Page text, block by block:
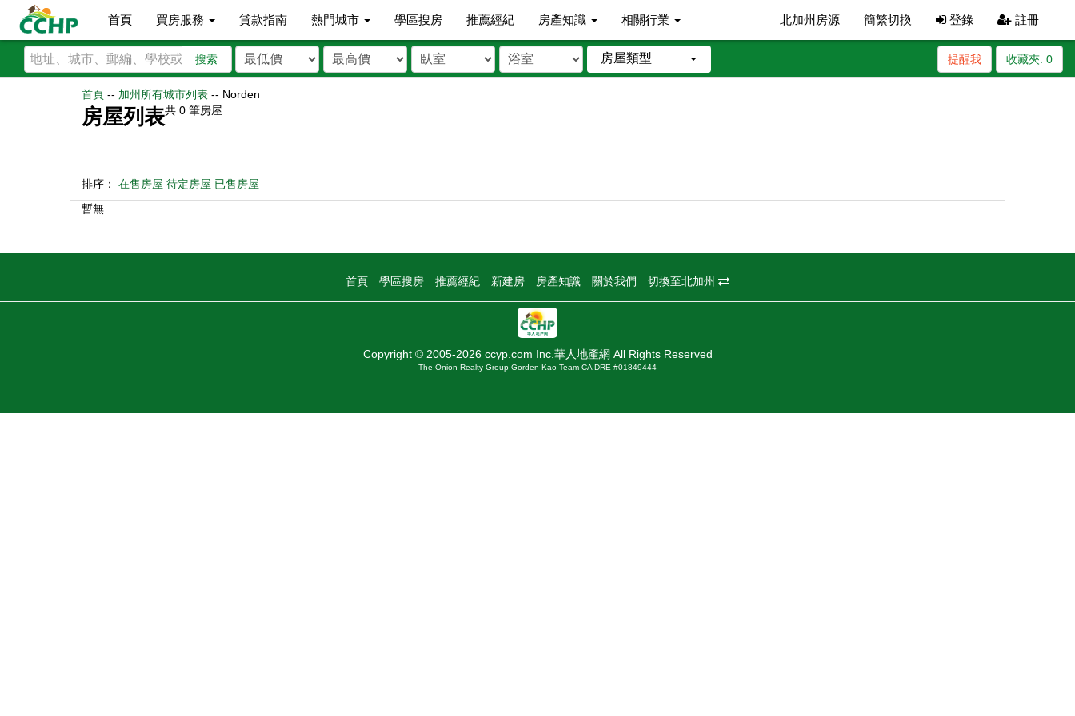
首頁 買房服務 貸款指南 熱門城市 學區搜房 推薦經紀 房產知識 相關行業 北加州房源 簡繁切換 登錄 註冊
搜索 房屋類型 收藏夾: 0
提醒我
首頁 -- 加州所有城市列表 -- Norden
房屋列表共 0 筆房屋
排序： 在售房屋 待定房屋 已售房屋
暫無
首頁 學區搜房 推薦經紀 新建房 房產知識 關於我們 切換至北加州
Copyright © 2005-2026 ccyp.com Inc.華人地產網 All Rights Reserved
The Onion Realty Group Gorden Kao Team CA DRE #01849444